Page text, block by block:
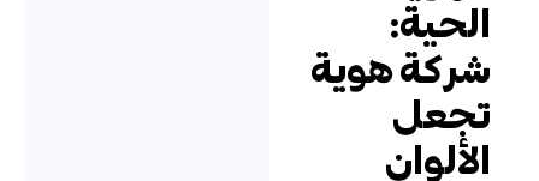
الحية:
شركة هوية
تجعل
الألوان